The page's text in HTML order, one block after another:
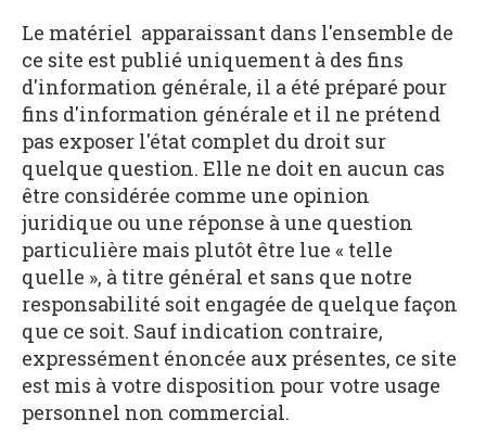
Le matériel apparaissant dans l'ensemble de
ce site est publié uniquement à des fins
d'information générale, il a été préparé pour
fins d'information générale et il ne prétend
pas exposer l'état complet du droit sur
quelque question. Elle ne doit en aucun cas
être considérée comme une opinion
juridique ou une réponse à une question
particulière mais plutôt être lue « telle
quelle », à titre général et sans que notre
responsabilité soit engagée de quelque façon
que ce soit. Sauf indication contraire,
expressément énoncée aux présentes, ce site
est mis à votre disposition pour votre usage
personnel non commercial.